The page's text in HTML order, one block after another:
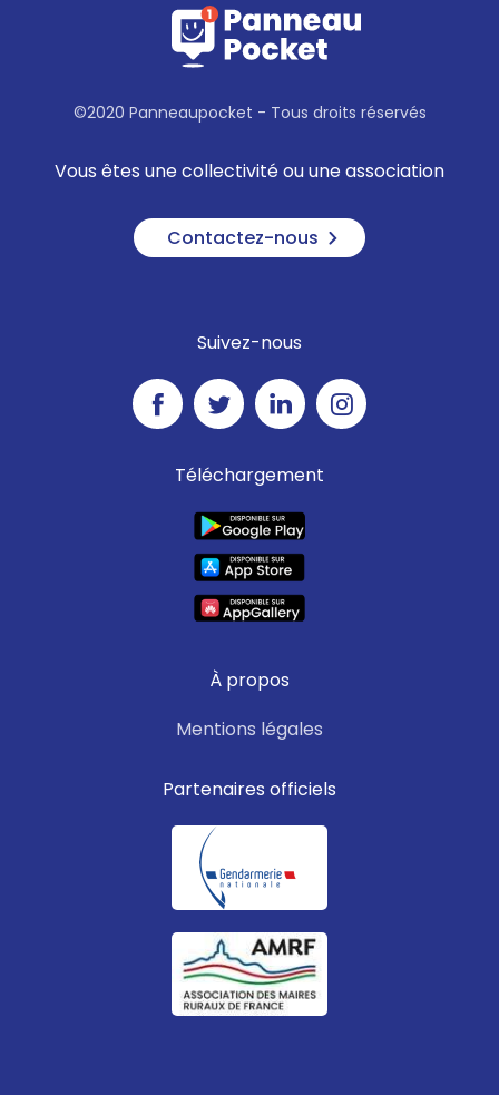
©2020 Panneaupocket - Tous droits réservés
Vous êtes une collectivité ou une association
Contactez-nous
Suivez-nous
Téléchargement
À propos
Mentions légales
Partenaires officiels